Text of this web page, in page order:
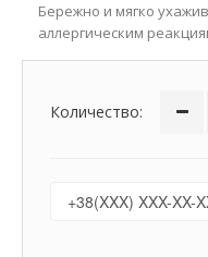
Бережно и мягко
аллергическим
Количество: